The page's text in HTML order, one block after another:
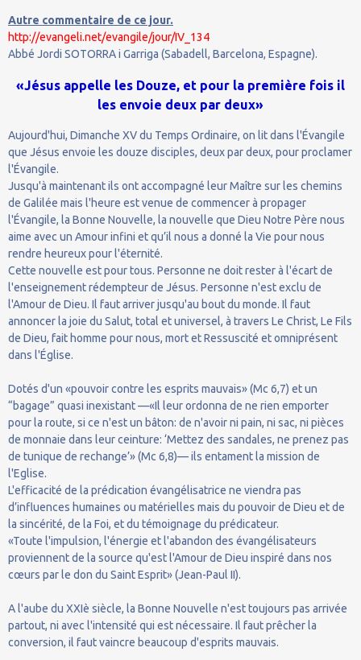
Autre commentaire de ce jour.
http://evangeli.net/evangile/jour/IV_134
Abbé Jordi SOTORRA i Garriga (Sabadell, Barcelona, Espagne).
«Jésus appelle les Douze, et pour la première fois il
les envoie deux par deux»
Aujourd'hui, Dimanche XV du Temps Ordinaire, on lit dans l'Évangile
que Jésus envoie les douze disciples, deux par deux, pour proclamer
l'Évangile.
Jusqu'à maintenant ils ont accompagné leur Maître sur les chemins
de Galilée mais l'heure est venue de commencer à propager
l'Évangile, la Bonne Nouvelle, la nouvelle que Dieu Notre Père nous
aime avec un Amour infini et qu’il nous a donné la Vie pour nous
rendre heureux pour l'éternité.
Cette nouvelle est pour tous. Personne ne doit rester à l'écart de
l'enseignement rédempteur de Jésus. Personne n'est exclu de
l'Amour de Dieu. Il faut arriver jusqu'au bout du monde. Il faut
annoncer la joie du Salut, total et universel, à travers Le Christ, Le Fils
de Dieu, fait homme pour nous, mort et Ressuscité et omniprésent
dans l'Église.
Dotés d'un «pouvoir contre les esprits mauvais» (Mc 6,7) et un
“bagage” quasi inexistant —«Il leur ordonna de ne rien emporter
pour la route, si ce n'est un bâton: de n'avoir ni pain, ni sac, ni pièces
de monnaie dans leur ceinture: ‘Mettez des sandales, ne prenez pas
de tunique de rechange’» (Mc 6,8)— ils entament la mission de
l'Eglise.
L'efficacité de la prédication évangélisatrice ne viendra pas
d’influences humaines ou matérielles mais du pouvoir de Dieu et de
la sincérité, de la Foi, et du témoignage du prédicateur.
«Toute l'impulsion, l'énergie et l'abandon des évangélisateurs
proviennent de la source qu'est l'Amour de Dieu inspiré dans nos
cœurs par le don du Saint Esprit» (Jean-Paul II).
A l'aube du XXIè siècle, la Bonne Nouvelle n'est toujours pas arrivée
partout, ni avec l'intensité qui est nécessaire. Il faut prêcher la
conversion, il faut vaincre beaucoup d'esprits mauvais.